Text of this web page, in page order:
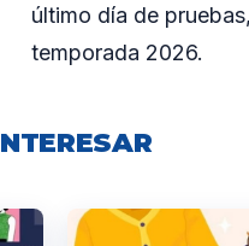
último día de
temporada 2026.